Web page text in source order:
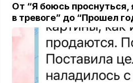
От “Я боюсь проснуться,
в тревоге” до “Прошел